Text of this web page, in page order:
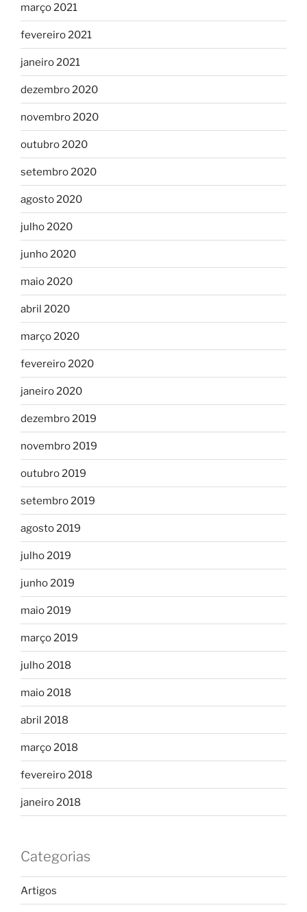
março 2021
fevereiro 2021
janeiro 2021
dezembro 2020
novembro 2020
outubro 2020
setembro 2020
agosto 2020
julho 2020
junho 2020
maio 2020
abril 2020
março 2020
fevereiro 2020
janeiro 2020
dezembro 2019
novembro 2019
outubro 2019
setembro 2019
agosto 2019
julho 2019
junho 2019
maio 2019
março 2019
julho 2018
maio 2018
abril 2018
março 2018
fevereiro 2018
janeiro 2018
Categorias
Artigos